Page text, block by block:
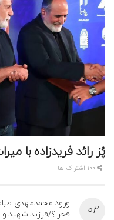
پُز رائد فریدزاده با
ورود محمدمهدی
فجر!؟/فرزند شهید و